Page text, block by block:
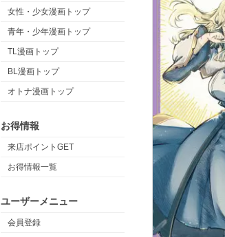
女性・少女漫画トップ
青年・少年漫画トップ
TL漫画トップ
BL漫画トップ
オトナ漫画トップ
お得情報
来店ポイントGET
お得情報一覧
ユーザーメニュー
会員登録